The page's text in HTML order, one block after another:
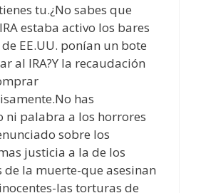
tu.¿No sabes que
estaba activo los bares
EE.UU. ponían un bote
al IRA?Y la recaudación
has
ni palabra a los horrores
sobre los
justicia a la de los
de la muerte-que asesinan
las torturas de